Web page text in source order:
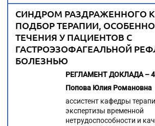
СИНДРОМ РАЗДРАЖЕННОГО
ПОДБОР ТЕРАПИИ,
ТЕЧЕНИЯ У ПАЦИЕНТОВ С
ГАСТРОЭЗОФАГЕАЛЬНОЙ
БОЛЕЗНЬЮ
РЕГЛАМЕНТ ДОКЛАДА –
Попова Юлия Романовна
ассистент кафедры
экспертизы временной
нетрудоспособности и